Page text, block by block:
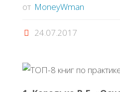
от MoneyWman
24.07.2017